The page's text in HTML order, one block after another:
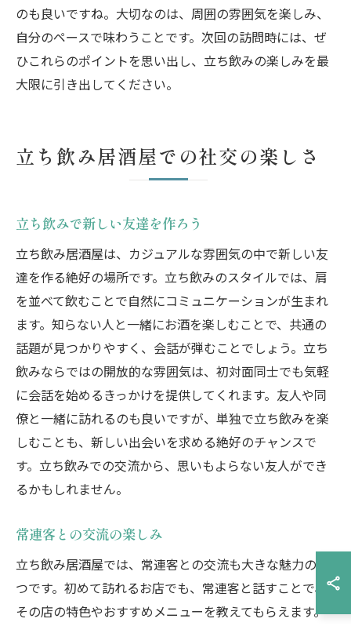
のも良いですね。大切なのは、周囲の雰囲気を楽しみ、
自分のペースで味わうことです。次回の訪問時には、ぜ
ひこれらのポイントを思い出し、立ち飲みの楽しみを最
大限に引き出してください。
立ち飲み居酒屋での社交の楽しさ
立ち飲みで新しい友達を作ろう
立ち飲み居酒屋は、カジュアルな雰囲気の中で新しい友
達を作る絶好の場所です。立ち飲みのスタイルでは、肩
を並べて飲むことで自然にコミュニケーションが生まれ
ます。知らない人と一緒にお酒を楽しむことで、共通の
話題が見つかりやすく、会話が弾むことでしょう。立ち
飲みならではの開放的な雰囲気は、初対面同士でも気軽
に会話を始めるきっかけを提供してくれます。友人や同
僚と一緒に訪れるのも良いですが、単独で立ち飲みを楽
しむことも、新しい出会いを求める絶好のチャンスで
す。立ち飲みでの交流から、思いもよらない友人ができ
るかもしれません。
常連客との交流の楽しみ
立ち飲み居酒屋では、常連客との交流も大きな魅力の一
つです。初めて訪れるお店でも、常連客と話すことで、
その店の特色やおすすめメニューを教えてもらえます。